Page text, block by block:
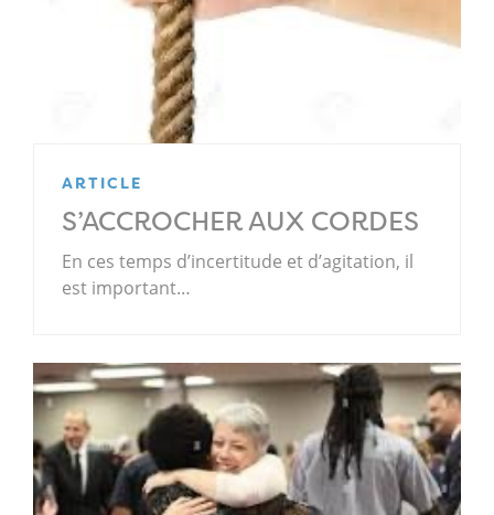
ARTICLE
S’ACCROCHER AUX CORDES
En ces temps d’incertitude et d’agitation, il
est important…